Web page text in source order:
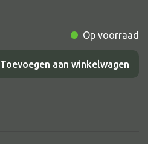
Op voorraad
Toevoegen aan winkelwagen